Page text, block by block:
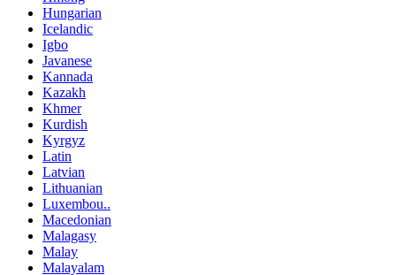
Hungarian
Icelandic
Igbo
Javanese
Kannada
Kazakh
Khmer
Kurdish
Kyrgyz
Latin
Latvian
Lithuanian
Luxembou..
Macedonian
Malagasy
Malay
Malayalam